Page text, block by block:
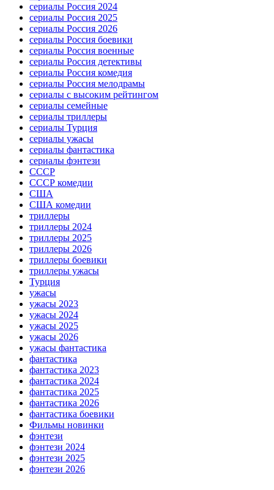
сериалы Россия 2024
сериалы Россия 2025
сериалы Россия 2026
сериалы Россия боевики
сериалы Россия военные
сериалы Россия детективы
сериалы Россия комедия
сериалы Россия мелодрамы
сериалы с высоким рейтингом
сериалы семейные
сериалы триллеры
сериалы Турция
сериалы ужасы
сериалы фантастика
сериалы фэнтези
СССР
СССР комедии
США
США комедии
триллеры
триллеры 2024
триллеры 2025
триллеры 2026
триллеры боевики
триллеры ужасы
Турция
ужасы
ужасы 2023
ужасы 2024
ужасы 2025
ужасы 2026
ужасы фантастика
фантастика
фантастика 2023
фантастика 2024
фантастика 2025
фантастика 2026
фантастика боевики
Фильмы новинки
фэнтези
фэнтези 2024
фэнтези 2025
фэнтези 2026